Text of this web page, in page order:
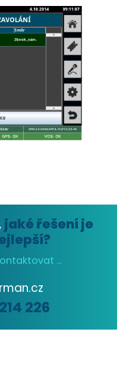
jaké řešení je
...
226